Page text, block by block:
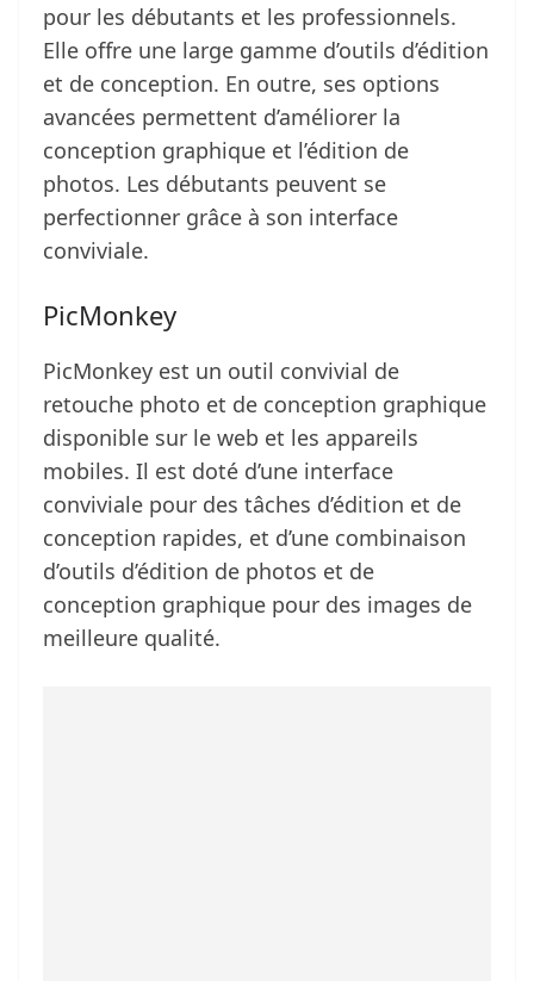
pour les débutants et les professionnels.
Elle offre une large gamme d’outils d’édition
et de conception. En outre, ses options
avancées permettent d’améliorer la
conception graphique et l’édition de
photos. Les débutants peuvent se
perfectionner grâce à son interface
conviviale.
PicMonkey
PicMonkey est un outil convivial de
retouche photo et de conception graphique
disponible sur le web et les appareils
mobiles. Il est doté d’une interface
conviviale pour des tâches d’édition et de
conception rapides, et d’une combinaison
d’outils d’édition de photos et de
conception graphique pour des images de
meilleure qualité.